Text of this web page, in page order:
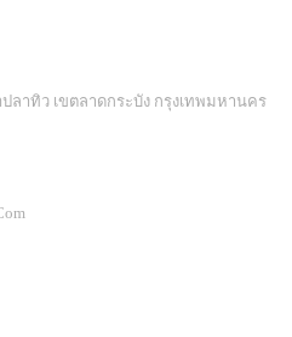
ลาทิว เขตลาดกระบัง กรุงเทพมหานคร